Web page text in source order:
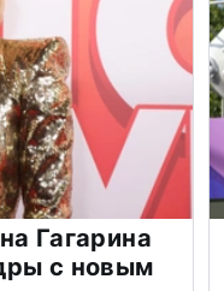
Гагарина
с новым